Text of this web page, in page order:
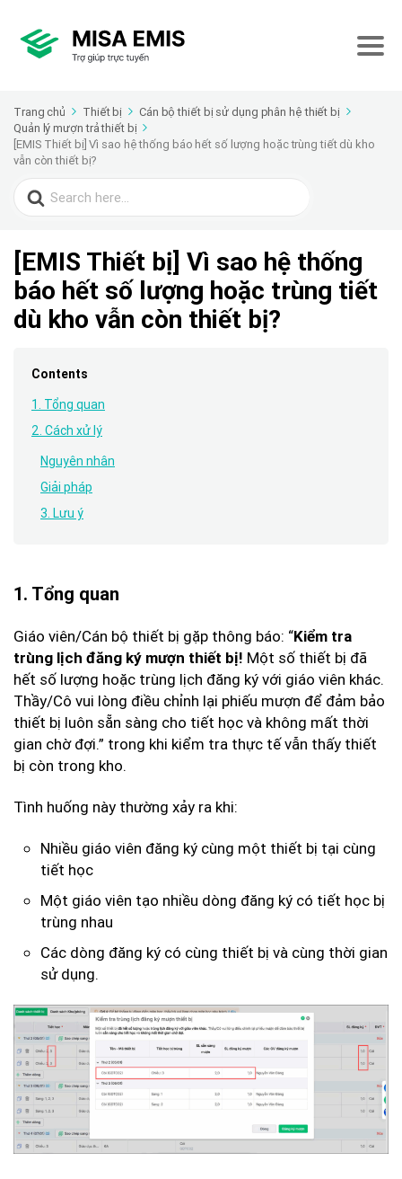
Trang chủ Thiết bị
Cán bộ thiết bị sử dụng phân hệ thiết bị
Quản lý mượn trả thiết bị
[EMIS Thiết bị] Vì sao hệ thống báo hết số lượng hoặc trùng tiết dù kho
vẫn còn thiết bị?
Search
for:
[EMIS Thiết bị] Vì sao hệ thống
báo hết số lượng hoặc trùng tiết
dù kho vẫn còn thiết bị?
Contents
1. Tổng quan
2. Cách xử lý
Nguyên nhân
Giải pháp
3. Lưu ý
1. Tổng quan
Giáo viên/Cán bộ thiết bị gặp thông báo: “Kiểm tra
trùng lịch đăng ký mượn thiết bị! Một số thiết bị đã
hết số lượng hoặc trùng lịch đăng ký với giáo viên khác.
Thầy/Cô vui lòng điều chỉnh lại phiếu mượn để đảm bảo
thiết bị luôn sẵn sàng cho tiết học và không mất thời
gian chờ đợi.” trong khi kiểm tra thực tế vẫn thấy thiết
bị còn trong kho.
Tình huống này thường xảy ra khi:
Nhiều giáo viên đăng ký cùng một thiết bị tại cùng
tiết học
Một giáo viên tạo nhiều dòng đăng ký có tiết học bị
trùng nhau
Các dòng đăng ký có cùng thiết bị và cùng thời gian
sử dụng.